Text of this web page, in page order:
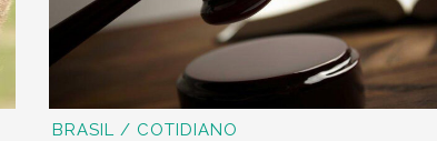
BRASIL / COTIDIANO